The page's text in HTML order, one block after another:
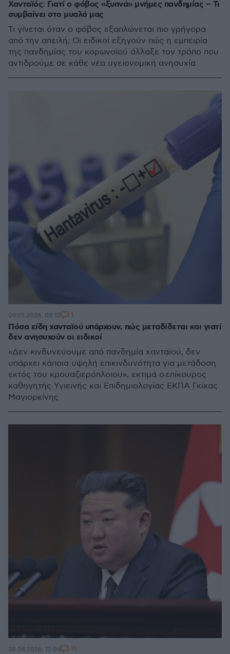
Χανταϊός: Γιατί ο φόβος «ξυπνά» μνήμες πανδημίας – Τι
συμβαίνει στο μυαλό μας
Τι γίνεται όταν ο φόβος εξαπλώνεται πιο γρήγορα
από την απειλή; Οι ειδικοί εξηγούν πώς η εμπειρία
της πανδημίας του κορωνοϊού άλλαξε τον τρόπο που
αντιδρούμε σε κάθε νέα υγειονομική ανησυχία
Πόσα είδη χανταϊού υπάρχουν, πώς μεταδίδεται και γιατί
δεν ανησυχούν οι ειδικοί
«Δεν κινδυνεύουμε από πανδημία χανταϊού, δεν
υπάρχει κάποια υψηλή επικινδυνότητα για μετάδοση
εκτός του κρουαζιερόπλοιου», εκτιμά ο επίκουρος
καθηγητής Υγιεινής και Επιδημιολογίας ΕΚΠΑ Γκίκας
Μαγιορκίνης
09.05.2026, 08:12 1
28.04.2026, 12:09 15